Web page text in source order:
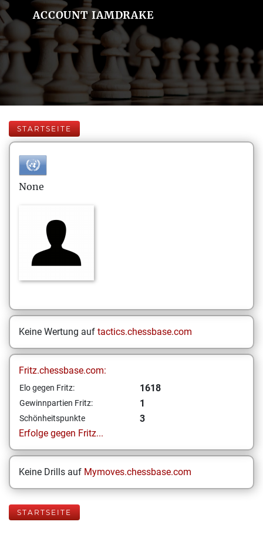
ACCOUNT IAMDRAKE
STARTSEITE
None
Keine Wertung auf tactics.chessbase.com
Fritz.chessbase.com:
Elo gegen Fritz: 1618
Gewinnpartien Fritz: 1
Schönheitspunkte
3
Erfolge gegen Fritz...
Keine Drills auf Mymoves.chessbase.com
STARTSEITE